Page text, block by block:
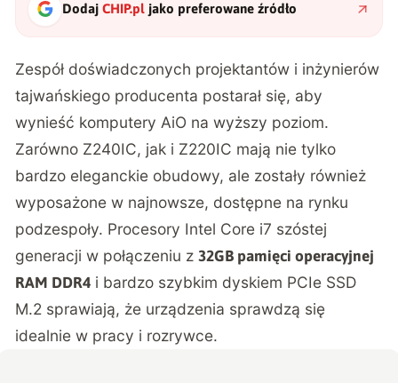
DodajCHIP.pl jako preferowane źródło
Zespół doświadczonych projektantów i inżynierów
tajwańskiego producenta postarał się, aby
wynieść komputery AiO na wyższy poziom.
Zarówno Z240IC, jak i Z220IC mają nie tylko
bardzo eleganckie obudowy, ale zostały również
wyposażone w najnowsze, dostępne na rynku
podzespoły. Procesory Intel Core i7 szóstej
generacji w połączeniu z32GB pamięci operacyjnej
RAM DDR4 i bardzo szybkim dyskiem PCIe SSD
M.2 sprawiają, że urządzenia sprawdzą się
idealnie w pracy i rozrywce.